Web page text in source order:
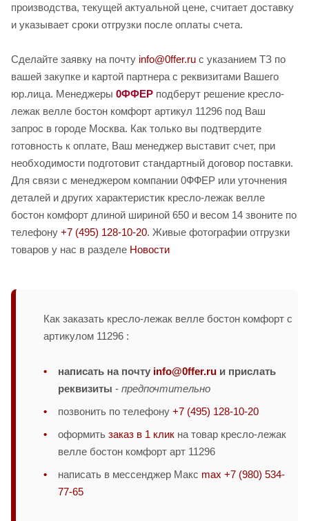
производства, текущей актуальной цене, считает доставку
и указывает сроки отгрузки после оплаты счета.
Сделайте заявку на почту info@0ffer.ru с указанием ТЗ по
вашей закупке и картой партнера с реквизитами Вашего
юр.лица. Менеджеры 0ФФЕР подберут решение кресло-
лежак велле бостон комфорт артикул 11296 под Ваш
запрос в городе Москва. Как только вы подтвердите
готовность к оплате, Ваш менеджер выставит счет, при
необходимости подготовит стандартный договор поставки.
Для связи с менеджером компании 0ФФЕР или уточнения
деталей и других характеристик кресло-лежак велле
бостон комфорт длиной шириной 650 и весом 14 звоните по
телефону +7 (495) 128-10-20. Живые фотографии отгрузки
товаров у нас в разделе Новости
Как заказать кресло-лежак велле бостон комфорт с
артикулом 11296 :
написать на почту info@0ffer.ru и прислать
реквизиты - предпочтительно
позвонить по телефону +7 (495) 128-10-20
оформить заказ в 1 клик на товар кресло-лежак
велле бостон комфорт арт 11296
написать в мессенджер Макс max +7 (980) 534-
77-65